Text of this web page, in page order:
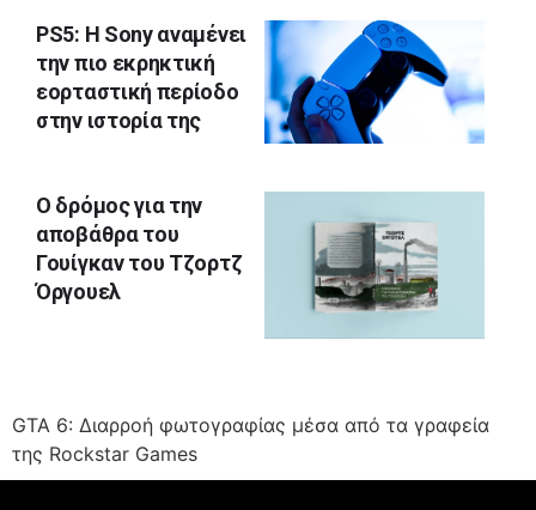
PS5: Η Sony αναμένει
την πιο εκρηκτική
εορταστική περίοδο
στην ιστορία της
Ο δρόμος για την
αποβάθρα του
Γουίγκαν του Τζoρτζ
Όργουελ
GTA 6: Διαρροή φωτογραφίας μέσα από τα γραφεία
της Rockstar Games